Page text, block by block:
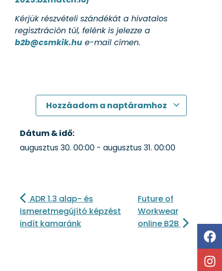
Kérjük részvételi szándékát a hivatalos
regisztráción túl, felénk is jelezze a
b2b@csmkik.hu e-mail címen.
Hozzáadom a naptáramhoz
Dátum & idő:
augusztus 30. 00:00 - augusztus 31. 00:00
ADR 1.3 alap- és
ismeretmegújító képzést
indít kamaránk
Future of
Workwear
online B2B